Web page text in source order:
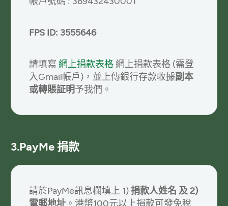
FPS ID: 3555646
請填寫 網上捐款表格網上捐款表格 (需登
入Gmail帳戶)，並上傳銀行存款收據副本
或轉賬証明予我們。
3.PayMe 捐款
請於PayMe訊息欄填上 1)捐款人姓名 及 2)
電郵地址。港幣100元以上捐款可發免稅